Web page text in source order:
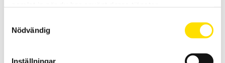
Nödvändig
Inställningar
motståndskraft på sprutbetong.